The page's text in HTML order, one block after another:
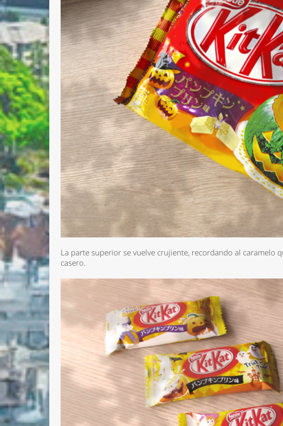
La parte superior se vuelve crujiente, recordando al caramelo
casero.
Nombre *
Email *
Comentario *